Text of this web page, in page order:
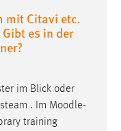
mit Citavi etc.
es in der
im Blick oder
. Im Moodle-
training
in diesem Cookie